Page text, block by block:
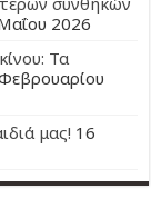
2026
Τα
μας! 16